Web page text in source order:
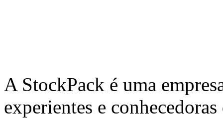
A StockPack é uma
experientes e